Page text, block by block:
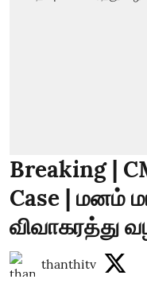
Breaking |
Case | மனம்
விவாகரத்து
thanthitv